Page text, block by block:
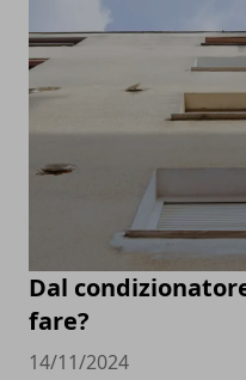
Dal
fare?
14/11/2024